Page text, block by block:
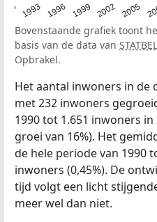
1993 1996 1999 2002 2005
Bovenstaande grafiek toont
basis van de data van STATBEL
Opbrakel.
Het aantal inwoners in de
met 232 inwoners
1990 tot 1.651 inwoners
groei van 16%). Het
de hele periode van 1990
inwoners (0,45%). De
tijd volgt een licht
meer wel dan niet.